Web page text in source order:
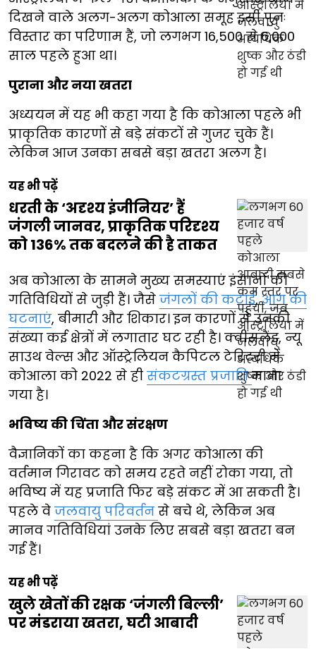
दिखने वाले अलग-अलग कोआला समूह इसी पुनः
विस्तार का परिणाम हैं, जो लगभग 16,500 से 6,000
साल पहले हुआ था।
पुराना और नया खतरा
अध्ययन में यह भी कहा गया है कि कोआला पहले भी
प्राकृतिक कारणों से बड़े संकटों से गुजर चुके हैं।
लेकिन आज उनका सबसे बड़ा खतरा अलग है।
यह भी पढ़ें
धरती के ‘अदृश्य इंजीनियर’ हैं
जंगली जानवर, प्राकृतिक परिदृश्य
को 136% तक बदलने की है ताकत
अब कोआला के सामने मुख्य समस्याएं इंसानों की
गतिविधियों से जुड़ी हैं। जैसे जंगलों की कटाई,आग की
घटनाएं, बीमारी और शिकार। इन कारणों से उनकी
संख्या कई क्षेत्रों में लगातार घट रही है। क्वींसलैंड, न्यू
साउथ वेल्स और ऑस्ट्रेलियन कैपिटल टेरिटरी में
कोआला को 2022 से ही संकटग्रस्त प्रजातिमाना
गया है।
भविष्य की चिंता और संरक्षण
वैज्ञानिकों का कहना है कि अगर कोआला की
वर्तमान गिरावट को समय रहते नहीं रोका गया, तो
भविष्य में यह प्रजाति फिर बड़े संकट में आ सकती है।
पहले वे जलवायु परिवर्तन से बचे थे, लेकिन अब
मानव गतिविधियां उनके लिए सबसे बड़ा खतरा बन
गई हैं।
यह भी पढ़ें
खुले खेतों की रक्षक ‘जंगली बिल्ली’
पर मंडराया खतरा, घटी आबादी